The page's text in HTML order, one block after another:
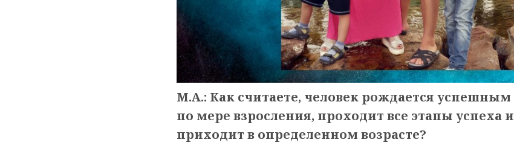
М.А.: Как считаете, человек рождается
по мере взросления, проходит все этапы успеха
приходит в определенном возрасте?